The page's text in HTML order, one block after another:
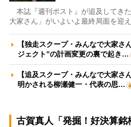
本誌『週刊ポスト』が追及してき
大家さん」がいよいよ最終局面を迎
【独走スクープ・みんなで大家さ
ジェクト”の計画変更の裏で起き…
【追及スクープ・みんなで大家さ
明かされる柳瀬健一・代表の思…
古賀真人「発掘！好決算銘